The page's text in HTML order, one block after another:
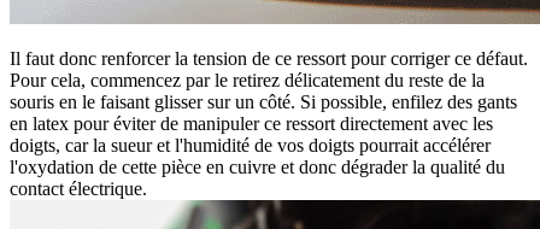
Il faut donc renforcer la tension de ce ressort pour corriger ce défaut.
Pour cela, commencez par le retirez délicatement du reste de la
souris en le faisant glisser sur un côté. Si possible, enfilez des gants
en latex pour éviter de manipuler ce ressort directement avec les
doigts, car la sueur et l'humidité de vos doigts pourrait accélérer
l'oxydation de cette pièce en cuivre et donc dégrader la qualité du
contact électrique.